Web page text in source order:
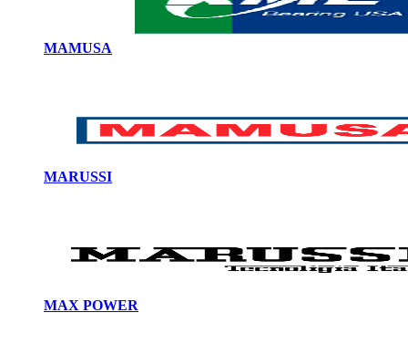
MAMUSA
MARUSSI
MAX POWER